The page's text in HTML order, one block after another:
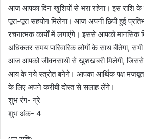
आज आपका दिन खुशियों से भरा रहेगा। इस राशि के
पूरा-पूरा सहयोग मिलेगा। आज अपनी छिपी हुई
रचनात्मक कार्यों में लगाएंगे। इससे आपको मानसिक
अधिकतर समय पारिवारिक लोगों के साथ बीतेगा,
आज आपको जीवनसाथी से खुशखबरी मिलेगी, जिससे
आय के नये स्त्रोत बनेगे। आपका आर्थिक पक्ष मजबूत
के लिए अपने करीबी दोस्त से सलाह लेंगे।
शुभ रंग- ग्रे
शुभ अंक- 4